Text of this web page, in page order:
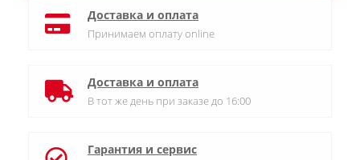
Доставка и оплата
Принимаем оплату online
Доставка и оплата
В тот же день при заказе до 16:00
Гарантия и сервис